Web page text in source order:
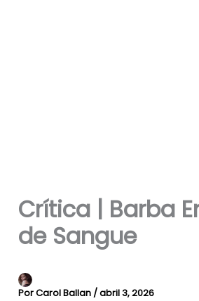
Crítica | Barba
de Sangue
PorCarol Ballan /abril 3, 2026